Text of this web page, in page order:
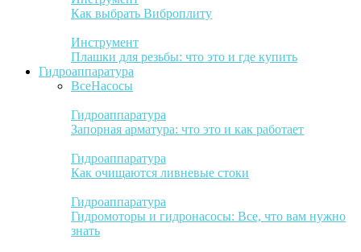
Как выбрать Виброплиту
Инструмент
Плашки для резьбы: что это и где купить
Гидроаппаратура
ВсеНасосы
Гидроаппаратура
Запорная арматура: что это и как работает
Гидроаппаратура
Как очищаются ливневые стоки
Гидроаппаратура
Гидромоторы и гидронасосы: Все, что вам нужно
знать